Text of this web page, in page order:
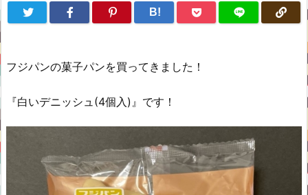
B!
フジパンの菓子パンを買ってきました！
『白いデニッシュ(4個入)』です！